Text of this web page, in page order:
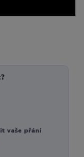
vaše přání